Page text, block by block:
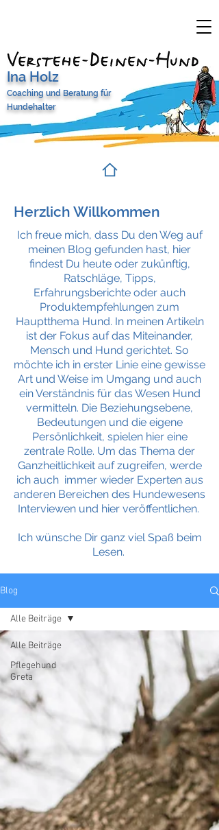
Ina Holz
Coaching und Beratung für
Hundehalter
Herzlich Willkommen
Ich freue mich, dass Du den Weg auf
meinen Blog gefunden hast, hier
findest Du heute oder zukünftig,
Ratschläge, Tipps,
Erfahrungsberichte oder auch
Produktempfehlungen zum
Hauptthema Hund. In meinen Artikeln
ist der Fokus auf das Miteinander,
Mensch und Hund gerichtet. So
möchte ich in erster Linie eine gewisse
Art und Weise im Umgang und auch
ein Verständnis für das Wesen Hund
vermitteln. Die Beziehungsebene,
Bedeutungen und die eigene
Persönlichkeit, spielen hier eine
zentrale Rolle. Um das Thema der
Ganzheitlichkeit auf zugreifen, werde
ich auch immer wieder Experten aus
anderen Bereichen des Hundewesens
Interviewen und hier veröffentlichen.
Ich wünsche Dir ganz viel Spaß beim
Lesen.
Blog
Alle Beiträge
Pflegehund
Greta
Alle Beiträge